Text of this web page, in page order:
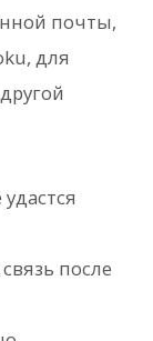
почты,
для
после